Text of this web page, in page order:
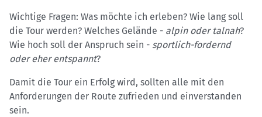
Wichtige Fragen: Was möchte ich erleben? Wie lang soll
die Tour werden? Welches Gelände - alpin oder talnah?
Wie hoch soll der Anspruch sein - sportlich-fordernd
oder eher entspannt?
Damit die Tour ein Erfolg wird, sollten alle mit den
Anforderungen der Route zufrieden und einverstanden
sein.